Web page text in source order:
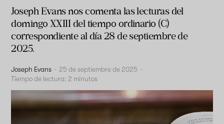
Joseph Evans nos comenta las lecturas del
domingo XXIII del tiempo ordinario (C)
correspondiente al día 28 de septiembre de
2025.
Joseph Evans · 25 de septiembre de 2025 ·
Tiempo de lectura: 2 minutos